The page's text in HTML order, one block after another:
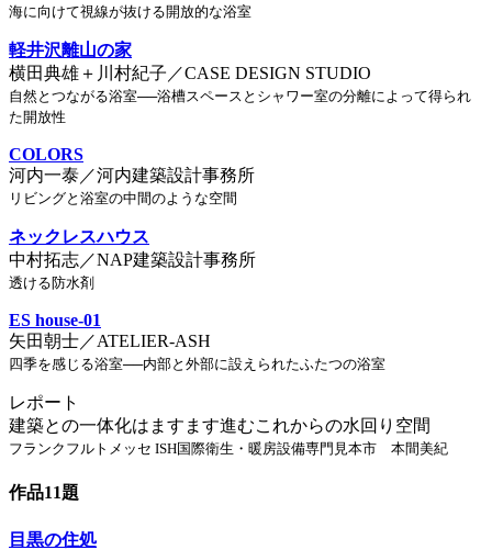
海に向けて視線が抜ける開放的な浴室
軽井沢離山の家
横田典雄＋川村紀子／CASE DESIGN STUDIO
自然とつながる浴室──浴槽スペースとシャワー室の分離によって得られ
た開放性
COLORS
河内一泰／河内建築設計事務所
リビングと浴室の中間のような空間
ネックレスハウス
中村拓志／NAP建築設計事務所
透ける防水剤
ES house-01
矢田朝士／ATELIER-ASH
四季を感じる浴室──内部と外部に設えられたふたつの浴室
レポート
建築との一体化はますます進むこれからの水回り空間
フランクフルトメッセ ISH国際衛生・暖房設備専門見本市 本間美紀
作品11題
目黒の住処